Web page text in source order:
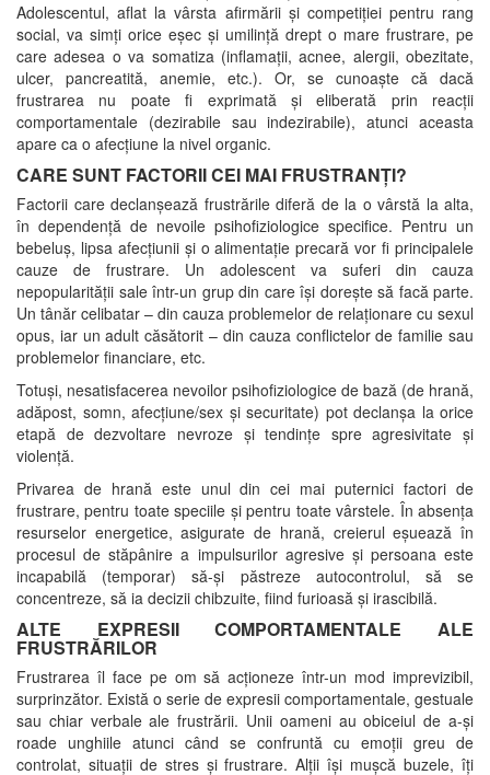
Adolescentul, aflat la vârsta afirmării și competiției pentru rang
social, va simți orice eșec și umilință drept o mare frustrare, pe
care adesea o va somatiza (inflamații, acnee, alergii, obezitate,
ulcer, pancreatită, anemie, etc.). Or, se cunoaște că dacă
frustrarea nu poate fi exprimată și eliberată prin reacții
comportamentale (dezirabile sau indezirabile), atunci aceasta
apare ca o afecțiune la nivel organic.
CARE SUNT FACTORII CEI MAI FRUSTRANȚI?
Factorii care declanșează frustrările diferă de la o vârstă la alta,
în dependență de nevoile psihofiziologice specifice. Pentru un
bebeluș, lipsa afecțiunii și o alimentație precară vor fi principalele
cauze de frustrare. Un adolescent va suferi din cauza
nepopularității sale într-un grup din care își dorește să facă parte.
Un tânăr celibatar – din cauza problemelor de relaționare cu sexul
opus, iar un adult căsătorit – din cauza conflictelor de familie sau
problemelor financiare, etc.
Totuși, nesatisfacerea nevoilor psihofiziologice de bază (de hrană,
adăpost, somn, afecțiune/sex și securitate) pot declanșa la orice
etapă de dezvoltare nevroze și tendințe spre agresivitate și
violență.
Privarea de hrană este unul din cei mai puternici factori de
frustrare, pentru toate speciile și pentru toate vârstele. În absența
resurselor energetice, asigurate de hrană, creierul eșuează în
procesul de stăpânire a impulsurilor agresive și persoana este
incapabilă (temporar) să-și păstreze autocontrolul, să se
concentreze, să ia decizii chibzuite, fiind furioasă și irascibilă.
ALTE EXPRESII COMPORTAMENTALE ALE
FRUSTRĂRILOR
Frustrarea îl face pe om să acționeze într-un mod imprevizibil,
surprinzător. Există o serie de expresii comportamentale, gestuale
sau chiar verbale ale frustrării. Unii oameni au obiceiul de a-și
roade unghiile atunci când se confruntă cu emoții greu de
controlat, situații de stres și frustrare. Alții își mușcă buzele, îți